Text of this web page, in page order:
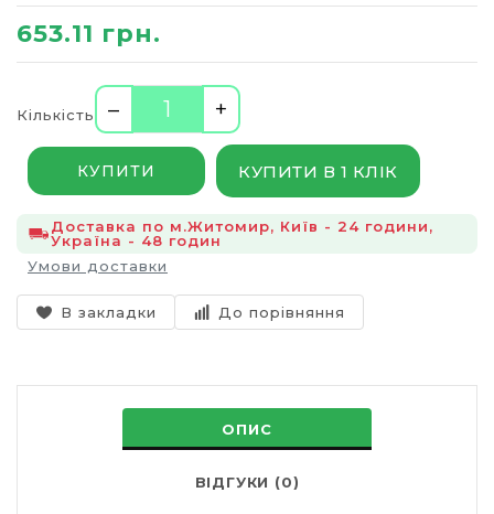
653.11 грн.
Кількість – +
КУПИТИ КУПИТИ В 1 КЛІК
Доставка по м.Житомир, Київ - 24 години,
Україна - 48 годин
Умови доставки
В закладки До порівняння
ОПИС
ВІДГУКИ (0)